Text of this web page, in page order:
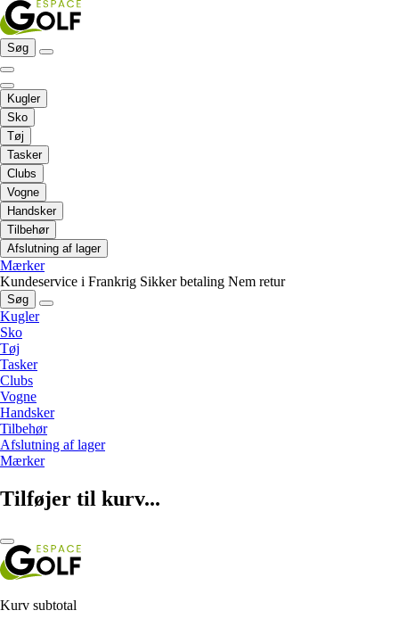
Søg
Kugler
Sko
Tøj
Tasker
Clubs
Vogne
Handsker
Tilbehør
Afslutning af lager
Mærker
Kundeservice i Frankrig Sikker betaling Nem retur
Søg
Kugler
Sko
Tøj
Tasker
Clubs
Vogne
Handsker
Tilbehør
Afslutning af lager
Mærker
Tilføjer til kurv...
Kurv subtotal